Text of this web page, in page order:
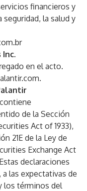
financieros y
la salud y
en el acto.
.
de la Sección
Act of 1933),
21E de la Ley de
Exchange Act
declaraciones
las expectativas de
los términos del